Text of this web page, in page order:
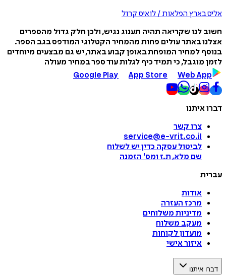
אליס בארץ הפלאות / לואיס קרול
חשוב לנו שקריאה תהיה תענוג נגיש, ולכן חלק גדול מהספרים
אצלנו באתר עולים פחות מהמחיר הקטלוגי המודפס בגב הספר.
בנוסף למחיר המופחת באופן קבוע באתר, יש גם מבצעים מיוחדים
לזמן מוגבל, כי תמיד כיף לגלות עוד ספר במחיר מעולה
Google Play
App Store Web App
דברו איתנו
צרו קשר
service@e-vrit.co.il
לביטול עסקה כדין יש לשלוח
שם מלא, ת.ז ומס' הזמנה
עברית
אודות
מרכז העזרה
מדיניות משלוחים
מעקב משלוח
מועדון לקוחות
איזור אישי
דברו איתנו